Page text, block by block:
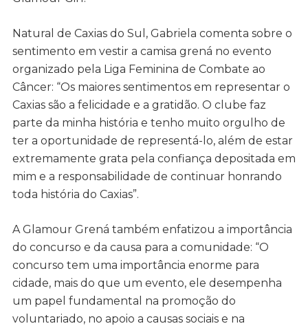
Natural de Caxias do Sul, Gabriela comenta sobre o
sentimento em vestir a camisa grená no evento
organizado pela Liga Feminina de Combate ao
Câncer: “Os maiores sentimentos em representar o
Caxias são a felicidade e a gratidão. O clube faz
parte da minha história e tenho muito orgulho de
ter a oportunidade de representá-lo, além de estar
extremamente grata pela confiança depositada em
mim e a responsabilidade de continuar honrando
toda história do Caxias”.
A Glamour Grená também enfatizou a importância
do concurso e da causa para a comunidade: “O
concurso tem uma importância enorme para
cidade, mais do que um evento, ele desempenha
um papel fundamental na promoção do
voluntariado, no apoio a causas sociais e na